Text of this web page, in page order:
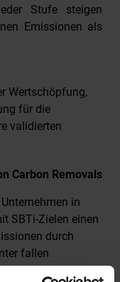
Stufe steigen
Emissionen als
Wertschöpfung,
für die
validierten
Carbon Removals
in
SBTi-Zielen einen
durch
fallen